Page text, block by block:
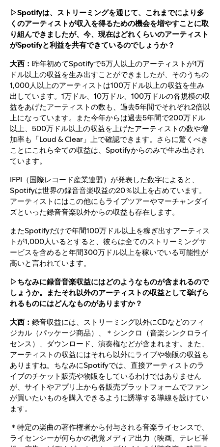
▷Spotifyは、ストリーミングを通じて、これまでにより多
くのアーティストが収入を得るための機会を増やすことに取
り組んできましたが、今、現在はどれくらいのアーティスト
がSpotifyと利益を共有できているのでしょうか？
大西： 昨年初めてSpotifyで5万人以上のアーティストが1万
ドル以上の収益を生み出すことができましたが、そのうちの
1,000人以上のアーティストは100万ドル以上の収益を生み
出しています。1万ドル、10万ドル、100万ドルの各規模の収
益をあげたアーティストの数も、過去5年間でそれぞれ2倍以
上になっています。また今年からは過去5年間で200万ドル
以上、500万ドル以上の収益を上げたアーティストの数や増
加率も「Loud & Clear」上で確認できます。さらに驚くべき
ことにこれら全ての収益は、Spotifyからのみで生み出され
ています。
IFPI（国際レコード産業連盟）が発表した数字によると、
Spotifyは世界の録音音楽収益の20％以上を占めています。
アーティストにはこの他にもライブツアーやマーチャンダイ
ズといった録音音楽以外からの収益も存在します。
またSpotifyだけで年間100万ドル以上を稼ぎ出すアーティス
トが1,000人いるとすると、彼らは全てのストリーミングサ
ービスを含めると年間300万ドル以上を稼いでいる可能性が
高いと言われています。
▷ちなみに録音音楽収益にはどのようなものが含まれるので
しょうか。またそれ以外のアーティストの収益として挙げら
れるものにはどんなものがありますか？
大西： 録音収益には、ストリーミング以外にCDなどのフィ
ジカル（パッケージ商品）、＊シンクロ（音楽シンクロライ
センス）、ダウンロード、演奏権などが含まれます。また、
アーティストの収益にはそれら以外にライブや物販の収益も
ありますね。ちなみにSpotifyでは、直接アーティストのラ
イブのチケット販売や物販をしているわけではありません
が、サイトやアプリ上から各販売プラットフォームでファン
が買いたいものを購入できるように誘導する導線を設けてい
ます。
＊特定の楽曲の著作権者から付与される音楽ライセンスで、
ライセンシーが何らかの視覚メディア出力（映画、テレビ番